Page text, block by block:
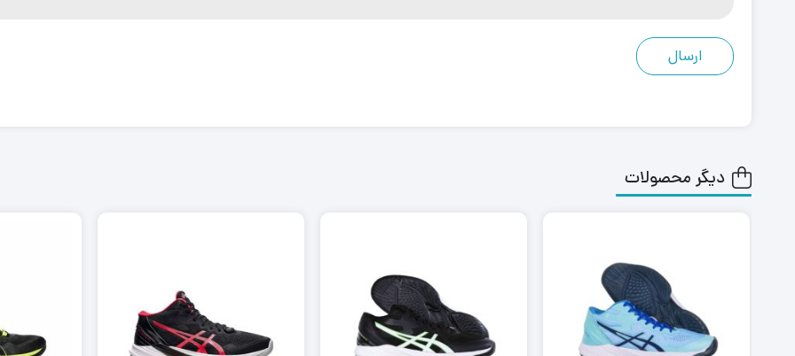
دیگر محصولات